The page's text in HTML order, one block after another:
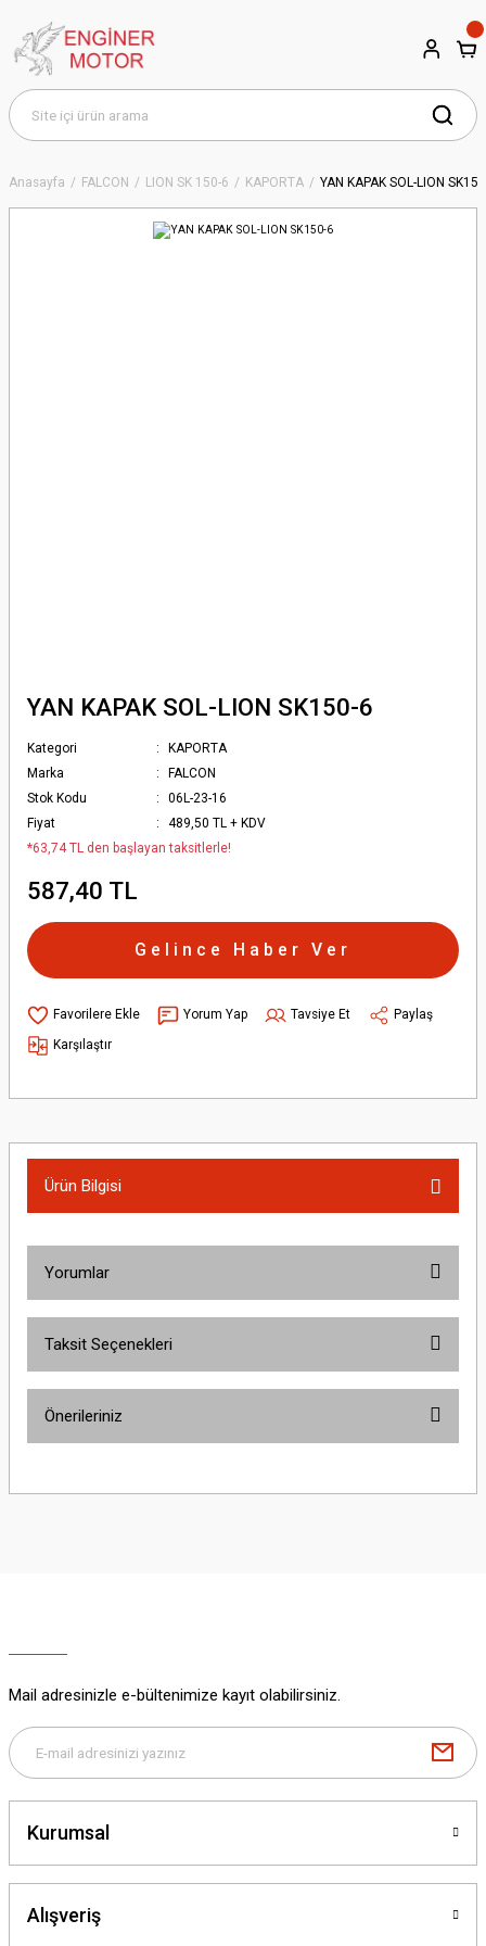
Anasayfa FALCON LION SK 150-6 KAPORTA YAN KAPAK SOL-LION
YAN KAPAK SOL-LION SK150-6
Kategori
KAPORTA
Marka
FALCON
Stok Kodu
06L-23-16
Fiyat
489,50 TL + KDV
*63,74 TL den başlayan taksitlerle!
587,40 TL
Gelince Haber Ver
Yorum Yap Tavsiye Et
Paylaş
Karşılaştır
Ürün Bilgisi
Yorumlar
Taksit Seçenekleri
Önerileriniz
Bu ürüne benzer farklı alternatifler olmalı.
Mail adresinizle e-bültenimize kayıt olabilirsiniz.
Kurumsal
Alışveriş